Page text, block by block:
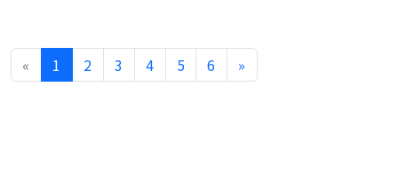
« 1 2 3 4 5 6 »